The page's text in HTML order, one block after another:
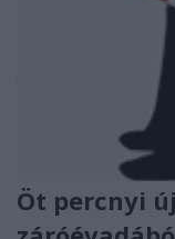
Öt percnyi